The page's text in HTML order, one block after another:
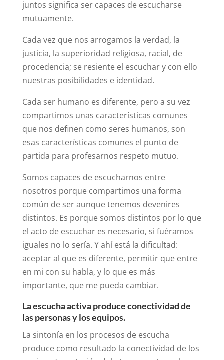
juntos significa ser capaces de escucharse
mutuamente.
Cada vez que nos arrogamos la verdad, la
justicia, la superioridad religiosa, racial, de
procedencia; se resiente el escuchar y con ello
nuestras posibilidades e identidad.
Cada ser humano es diferente, pero a su vez
compartimos unas características comunes
que nos definen como seres humanos, son
esas características comunes el punto de
partida para profesarnos respeto mutuo.
Somos capaces de escucharnos entre
nosotros porque compartimos una forma
común de ser aunque tenemos devenires
distintos. Es porque somos distintos por lo que
el acto de escuchar es necesario, si fuéramos
iguales no lo sería. Y ahí está la dificultad:
aceptar al que es diferente, permitir que entre
en mi con su habla, y lo que es más
importante, que me pueda cambiar.
La escucha activa produce conectividad de
las personas y los equipos.
La sintonía en los procesos de escucha
produce como resultado la conectividad de los